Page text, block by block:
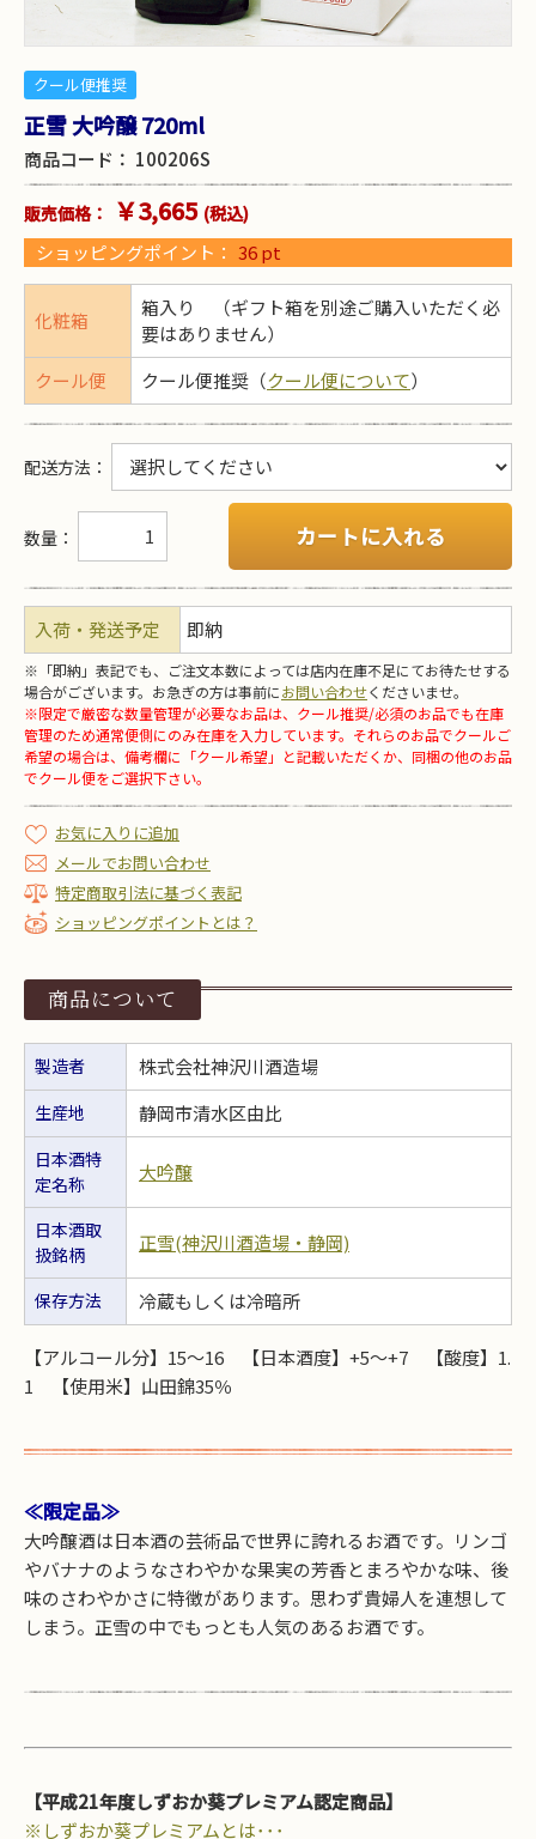
クール便推奨
正雪 大吟醸 720ml
商品コード： 100206S
販売価格： ￥3,665 (税込)
ショッピングポイント： 36pt
化粧箱
箱入り （ギフト箱を別途ご購入いただく必
要はありません）
クール便
クール便推奨（クール便について）
配送方法 ：
数量： カートに入れる
入荷・発送予定 即納
※「即納」表記でも、ご注文本数によっては店内在庫不足にてお待たせする
場合がございます。お急ぎの方は事前にお問い合わせくださいませ。
※限定で厳密な数量管理が必要なお品は、クール推奨/必須のお品でも在庫
管理のため通常便側にのみ在庫を入力しています。それらのお品でクールご
希望の場合は、備考欄に「クール希望」と記載いただくか、同梱の他のお品
でクール便をご選択下さい。
お気に入りに追加
メールでお問い合わせ
特定商取引法に基づく表記
ショッピングポイントとは？
商品について
製造者 株式会社神沢川酒造場
生産地 静岡市清水区由比
日本酒特
定名称
大吟醸
日本酒取
扱銘柄
正雪(神沢川酒造場・静岡)
保存方法 冷蔵もしくは冷暗所
【アルコール分】15～16 【日本酒度】+5～+7 【酸度】1.
1 【使用米】山田錦35％
≪限定品≫
大吟醸酒は日本酒の芸術品で世界に誇れるお酒です。リンゴ
やバナナのようなさわやかな果実の芳香とまろやかな味、後
味のさわやかさに特徴があります。思わず貴婦人を連想して
しまう。正雪の中でもっとも人気のあるお酒です。
【平成21年度しずおか葵プレミアム認定商品】
※しずおか葵プレミアムとは･･･